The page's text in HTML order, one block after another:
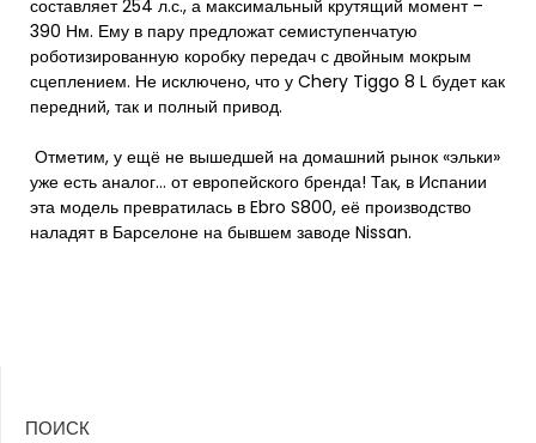
составляет 254 л.с., а максимальный крутящий момент –
390 Нм. Ему в пару предложат семиступенчатую
роботизированную коробку передач с двойным мокрым
сцеплением. Не исключено, что у Chery Tiggo 8 L будет как
передний, так и полный привод.
Отметим, у ещё не вышедшей на домашний рынок «эльки»
уже есть аналог… от европейского бренда! Так, в Испании
эта модель превратилась в Ebro S800, её производство
наладят в Барселоне на бывшем заводе Nissan.
ПОИСК